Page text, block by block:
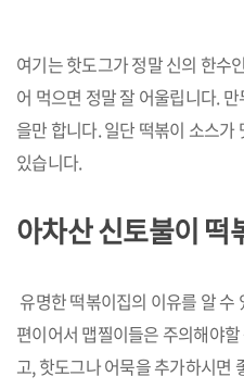
여기는 핫도그가 정말 신의 한수
어 먹으면 정말 잘 어울립니다.
을만 합니다. 일단 떡볶이 소스
있습니다.
아차산 신토불이 떡
유명한 떡볶이집의 이유를 알
편이어서 맵찔이들은 주의해야
고, 핫도그나 어묵을 추가하시면